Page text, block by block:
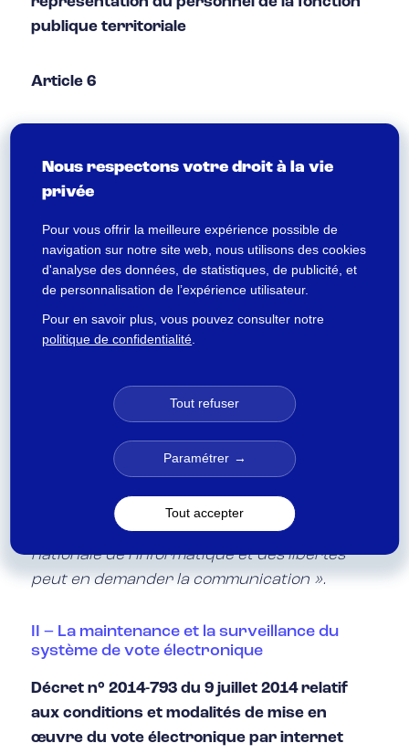
publique territoriale
Article 6
modification substantielle de sa conception,
le système de vote électronique fait l’objet
vérifier le respect des garanties prévues par
le présent décret. Cette expertise couvre
l’intégralité du dispositif installé avant le
système de vote durant le scrutin ainsi que
Dans le cadre de ses missions, l’expert
indépendant a accès aux différents locaux où
des prestataires.
Le rapport de l’expert est transmis aux
organisations syndicales ayant déposé une
candidature au scrutin. La Commission
nationale de l’informatique et des libertés
peut en demander la communication ».
II – La maintenance et la surveillance du
système de vote électronique
Décret n° 2014-793 du 9 juillet 2014 relatif
aux conditions et modalités de mise en
œuvre du vote électronique par internet
Nous respectons votre droit à la vie
privée
Pour vous offrir la meilleure expérience possible de
navigation sur notre site web, nous utilisons des cookies
d'analyse des données, de statistiques, de publicité, et
de personnalisation de l’expérience utilisateur.
Pour en savoir plus, vous pouvez consulter notre
politique de confidentialité
Tout refuser
Paramétrer
Tout accepter